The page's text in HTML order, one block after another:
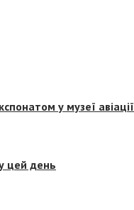
у музеї авіації
цей день